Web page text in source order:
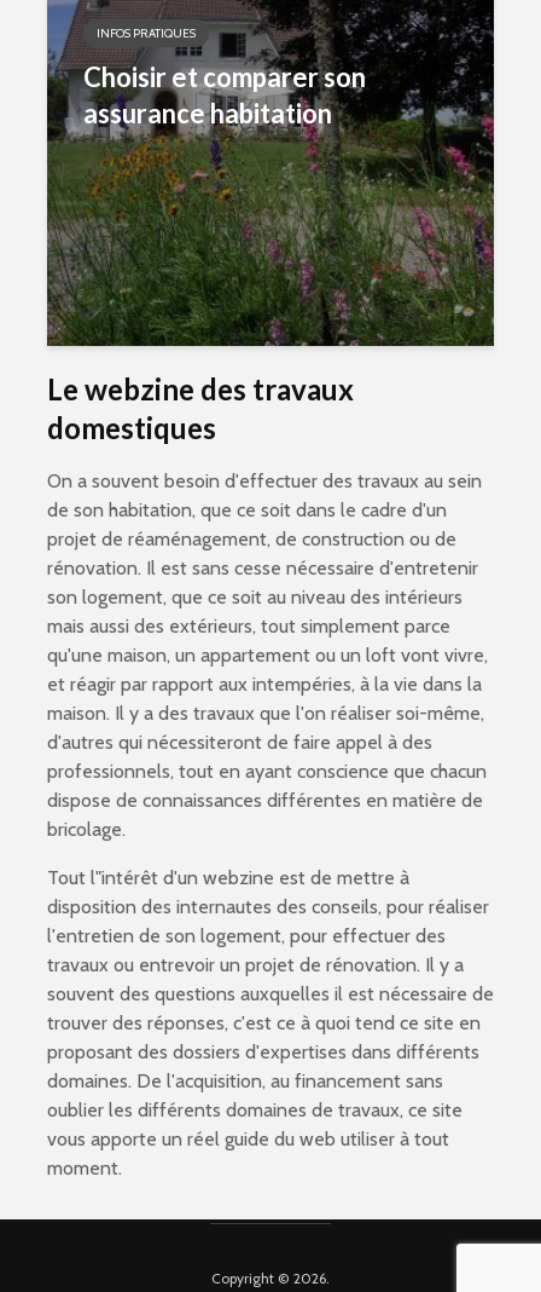
INFOS PRATIQUES
Choisir et comparer son
assurance habitation
Le webzine des travaux
domestiques
On a souvent besoin d'effectuer des travaux au sein
de son habitation, que ce soit dans le cadre d'un
projet de réaménagement, de construction ou de
rénovation. Il est sans cesse nécessaire d'entretenir
son logement, que ce soit au niveau des intérieurs
mais aussi des extérieurs, tout simplement parce
qu'une maison, un appartement ou un loft vont vivre,
et réagir par rapport aux intempéries, à la vie dans la
maison. Il y a des travaux que l'on réaliser soi-même,
d'autres qui nécessiteront de faire appel à des
professionnels, tout en ayant conscience que chacun
dispose de connaissances différentes en matière de
bricolage.
Tout l"intérêt d'un webzine est de mettre à
disposition des internautes des conseils, pour réaliser
l'entretien de son logement, pour effectuer des
travaux ou entrevoir un projet de rénovation. Il y a
souvent des questions auxquelles il est nécessaire de
trouver des réponses, c'est ce à quoi tend ce site en
proposant des dossiers d'expertises dans différents
domaines. De l'acquisition, au financement sans
oublier les différents domaines de travaux, ce site
vous apporte un réel guide du web utiliser à tout
moment.
Copyright © 2026.